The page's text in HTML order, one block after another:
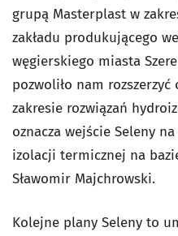
grupą Masterplast w
zakładu produkującego
węgierskiego miasta
pozwoliło nam
zakresie rozwiązań
oznacza wejście Seleny
izolacji termicznej na
Sławomir Majchrowski.
Kolejne plany Seleny to